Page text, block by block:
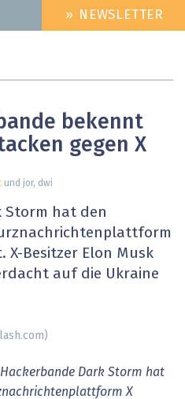
HEADER
MENU
» NEWSLETTER
bekennt
gegen X
und jor, dwi
Storm hat den
X-Besitzer Elon Musk
auf die Ukraine
Dark Storm hat
X